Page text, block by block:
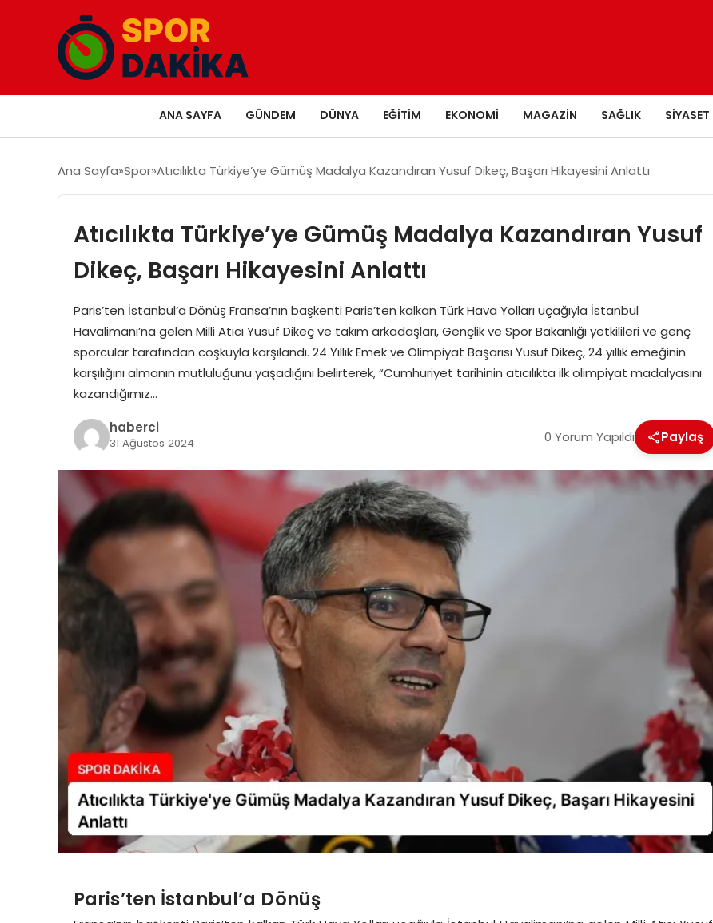
ANA SAYFA GÜNDEM DÜNYA EĞITIM EKONOMI MAGAZIN SAĞLIK SIYASET
Ana Sayfa Spor Atıcılıkta Türkiye’ye Gümüş Madalya Kazandıran Yusuf Dikeç, Başarı Hikayesini Anlattı
Atıcılıkta Türkiye’ye Gümüş Madalya Kazandıran Yusuf
Dikeç, Başarı Hikayesini Anlattı
Paris’ten İstanbul’a Dönüş Fransa’nın başkenti Paris’ten kalkan Türk Hava Yolları uçağıyla İstanbul
Havalimanı’na gelen Milli Atıcı Yusuf Dikeç ve takım arkadaşları, Gençlik ve Spor Bakanlığı yetkilileri ve genç
sporcular tarafından coşkuyla karşılandı. 24 Yıllık Emek ve Olimpiyat Başarısı Yusuf Dikeç, 24 yıllık emeğinin
karşılığını almanın mutluluğunu yaşadığını belirterek, “Cumhuriyet tarihinin atıcılıkta ilk olimpiyat madalyasını
kazandığımız…
haberci
31 Ağustos 2024 0 Yorum Yapıldı Paylaş
Paris’ten İstanbul’a Dönüş